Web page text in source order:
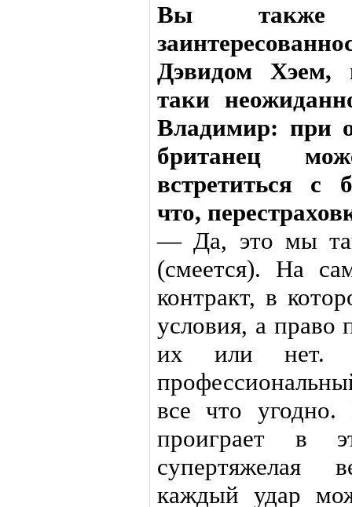
Вы также
Дэвидом Хэем,
таки
Владимир: при
британец
встретиться с
что,
— Да, это мы
(смеется). На
контракт, в
условия, а право
их или нет.
все что
проиграет в
супертяжелая
каждый удар